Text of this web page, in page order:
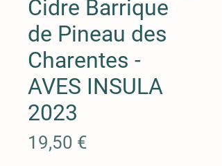
Cidre Barrique
de Pineau des
Charentes -
AVES INSULA
2023
19,50 €